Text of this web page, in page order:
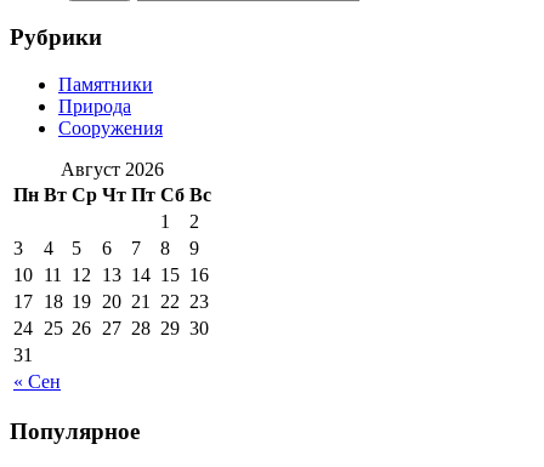
Рубрики
Памятники
Природа
Сооружения
Август 2026
Пн Вт Ср Чт Пт Сб Вс
« Сен
1
2
3
4 5 6 7 8
9
10 11 12 13 14 15 16
17 18 19 20 21 22 23
24 25 26 27 28 29 30
31
Популярное